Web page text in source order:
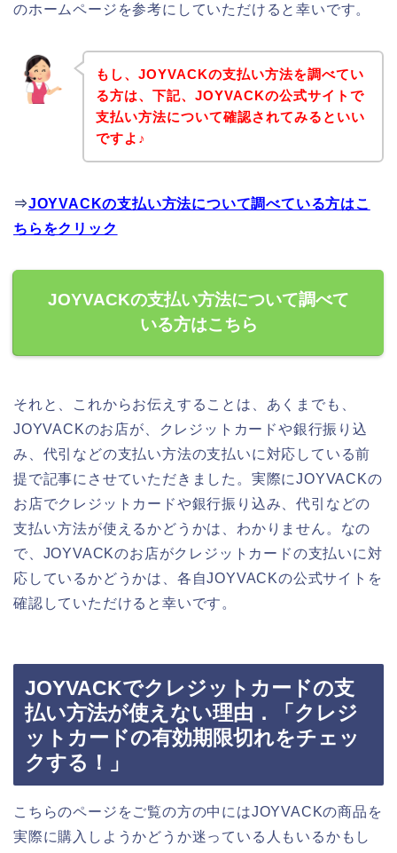
のホームページを参考にしていただけると幸いです。
もし、JOYVACKの支払い方法を調べてい
る方は、下記、JOYVACKの公式サイトで
支払い方法について確認されてみるといい
ですよ♪
⇒JOYVACKの支払い方法について調べている方はこ
ちらをクリック
JOYVACKの支払い方法について調べて
いる方はこちら
それと、これからお伝えすることは、あくまでも、
JOYVACKのお店が、クレジットカードや銀行振り込
み、代引などの支払い方法の支払いに対応している前
提で記事にさせていただきました。実際にJOYVACKの
お店でクレジットカードや銀行振り込み、代引などの
支払い方法が使えるかどうかは、わかりません。なの
で、JOYVACKのお店がクレジットカードの支払いに対
応しているかどうかは、各自JOYVACKの公式サイトを
確認していただけると幸いです。
JOYVACKでクレジットカードの支
払い方法が使えない理由．「クレジ
ットカードの有効期限切れをチェッ
クする！」
こちらのページをご覧の方の中にはJOYVACKの商品を
実際に購入しようかどうか迷っている人もいるかもし